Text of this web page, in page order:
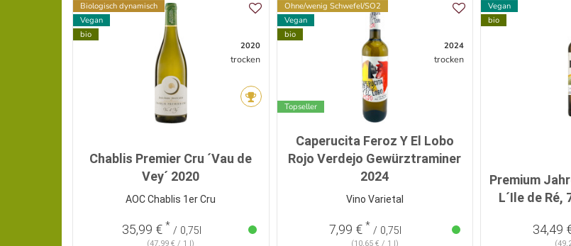
Biologisch dynamisch
Vegan
bio
2020
trocken
Chablis Premier Cru ´Vau de
Vey´ 2020
AOC Chablis 1er Cru
35,99 € * / 0,75l
(47,99 € / 1 l)
Ohne/wenig Schwefel/SO2
Vegan
bio
Topseller
2024
trocken
Caperucita Feroz Y El Lobo
Rojo Verdejo Gewürztraminer
2024
Vino Varietal
7,99 € * / 0,75l
(10,65 € / 1 l)
Vegan
bio
Premium
L´Ile de Ré,
34,49